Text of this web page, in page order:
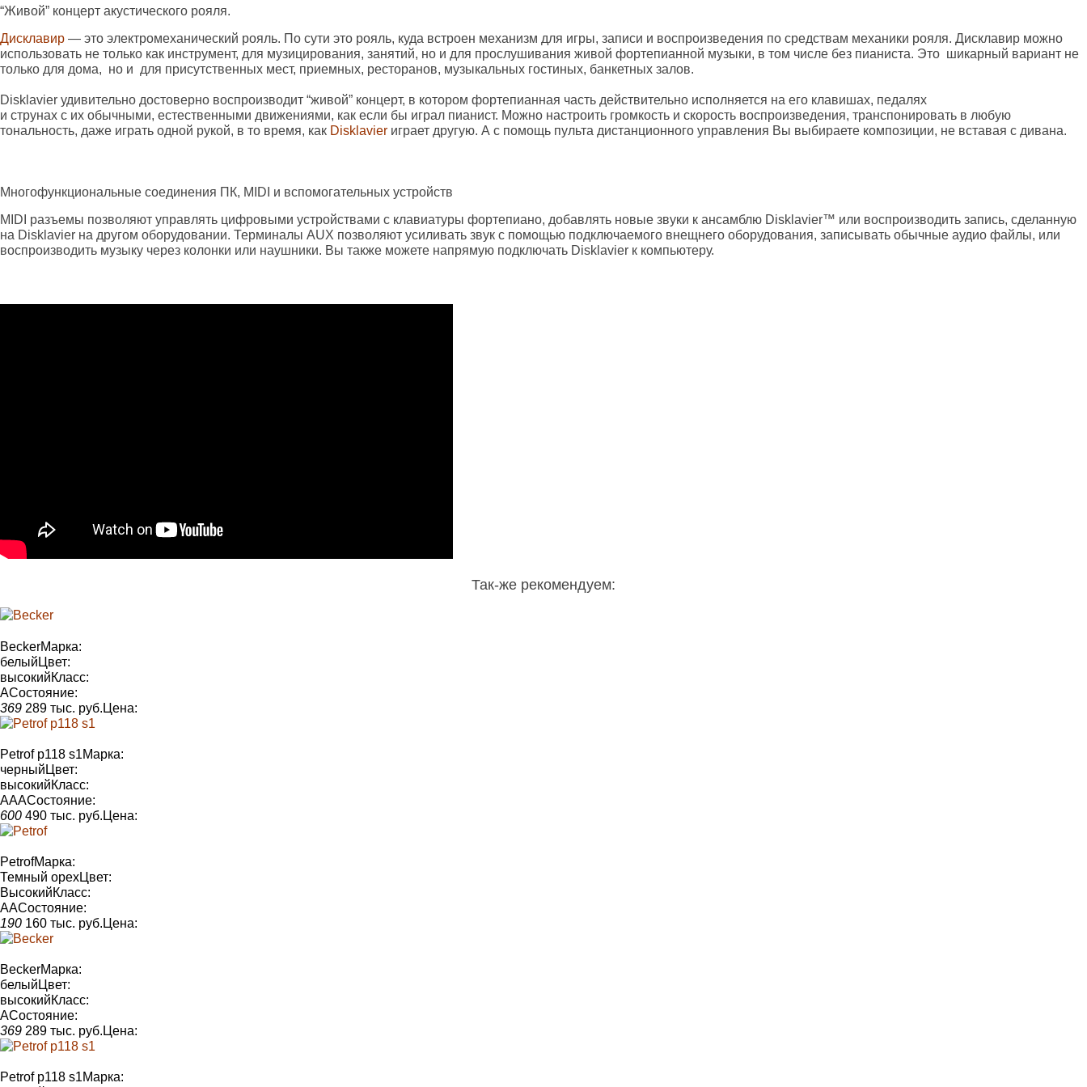
“Живой” концерт акустического рояля.
Дисклавир — это электромеханический рояль. По сути это рояль, куда встроен механизм для игры, записи и воспроизведения по средствам механики рояля. Дисклавир можно
использовать не только как инструмент, для музицирования, занятий, но и для прослушивания живой фортепианной музыки, в том числе без пианиста. Это шикарный вариант не
только для дома, но и для присутственных мест, приемных, ресторанов, музыкальных гостиных, банкетных залов.
Disklavier удивительно достоверно воспроизводит “живой” концерт, в котором фортепианная часть действительно исполняется на его клавишах, педалях
и струнах с их обычными, естественными движениями, как если бы играл пианист. Можно настроить громкость и скорость воспроизведения, транспонировать в любую
тональность, даже играть одной рукой, в то время, как Disklavier играет другую. А с помощь пульта дистанционного управления Вы выбираете композиции, не вставая с дивана.
Многофункциональные соединения ПК, MIDI и вспомогательных устройств
MIDI разъемы позволяют управлять цифровыми устройствами с клавиатуры фортепиано, добавлять новые звуки к ансамблю Disklavier™ или воспроизводить запись, сделанную
на Disklavier на другом оборудовании. Терминалы AUX позволяют усиливать звук с помощью подключаемого внещнего оборудования, записывать обычные аудио файлы, или
воспроизводить музыку через колонки или наушники. Вы также можете напрямую подключать Disklavier к компьютеру.
Так-же рекомендуем:
BeckerМарка:
белый Цвет:
высокийКласс:
АСостояние:
369 289 тыс. руб. Цена:
Petrof p118 s1Марка:
черный Цвет:
высокийКласс:
AAAСостояние:
600 490 тыс. руб. Цена:
PetrofМарка:
Темный орехЦвет:
ВысокийКласс:
AAСостояние:
190 160 тыс. руб. Цена:
BeckerМарка:
белый Цвет:
высокийКласс:
АСостояние:
369 289 тыс. руб. Цена:
Petrof p118 s1Марка: